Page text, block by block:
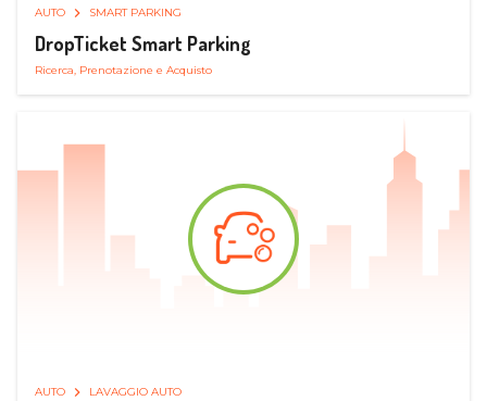
AUTO SMART PARKING
DropTicket Smart Parking
Ricerca, Prenotazione e Acquisto
AUTO LAVAGGIO AUTO